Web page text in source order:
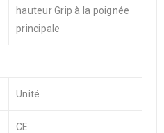
hauteur Grip à la poignée
principale
Unité
CE